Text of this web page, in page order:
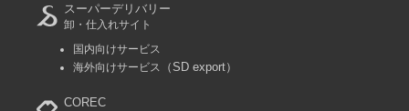
スーパーデリバリー
卸・仕入れサイト
国内向けサービス
海外向けサービス
（SD export）
COREC